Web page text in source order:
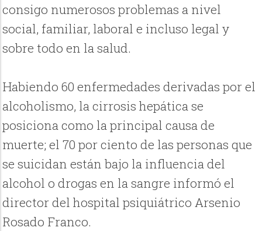
consigo numerosos problemas a nivel
social, familiar, laboral e incluso legal y
sobre todo en la salud.
Habiendo 60 enfermedades derivadas por el
alcoholismo, la cirrosis hepática se
posiciona como la principal causa de
muerte; el 70 por ciento de las personas que
se suicidan están bajo la influencia del
alcohol o drogas en la sangre informó el
director del hospital psiquiátrico Arsenio
Rosado Franco.